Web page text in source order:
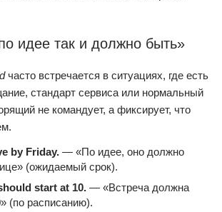
идее так и должно быть»
часто встречается в ситуациях, где есть
стандарт сервиса или нормальный
не командует, а фиксирует, что
by Friday. — «По идее, оно должно
(ожидаемый срок).
start at 10. — «Встреча должна
(по расписанию).